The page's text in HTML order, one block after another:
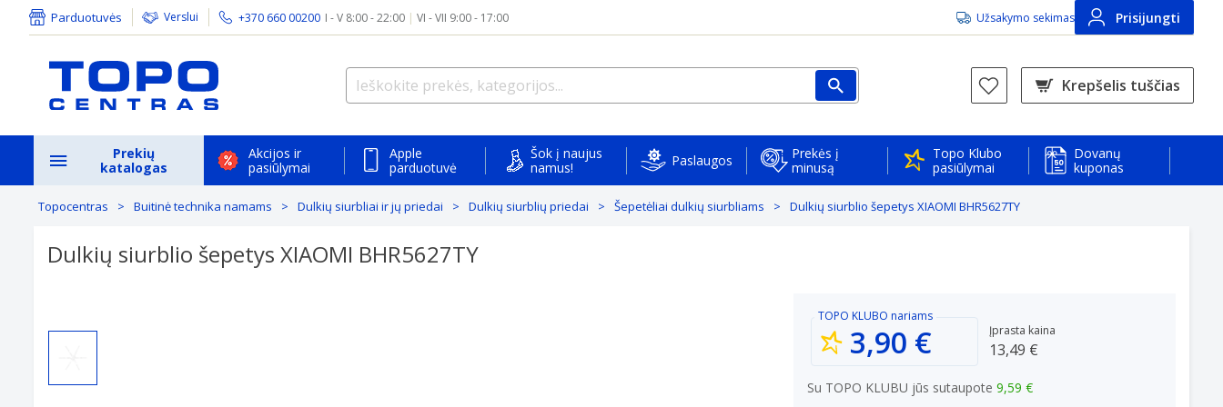
Parduotuvės Verslui +370 660 00200 I - V 8:00 - 22:00 | VI - VII 9:00 - 17:00 Užsakymo sekimas Prisijungti
Krepšelis tuščias
Prekių
katalogas
Akcijos ir
pasiūlymai
Apple
parduotuvė
Šok į naujus
namus!
Paslaugos
Prekės į
minusą
Topo Klubo
pasiūlymai
Dovanų
kuponas
Topocentras Buitinė technika namams Dulkių siurbliai ir jų priedai Dulkių siurblių priedai Šepetėliai dulkių siurbliams Dulkių siurblio šepetys XIAOMI BHR5627TY
Dulkių siurblio šepetys XIAOMI BHR5627TY
TOPO KLUBO nariams
3,90 € Įprasta kaina
13,49 €
Su TOPO KLUBU jūs sutaupote 9,59 €